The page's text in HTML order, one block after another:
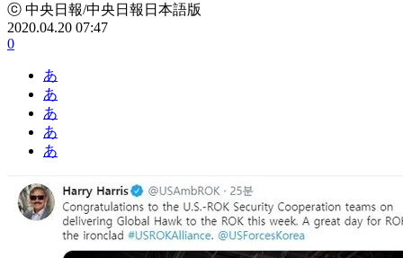
ⓒ 中央日報/中央日報日本語版
2020.04.20 07:47
0
あ
あ
あ
あ
あ